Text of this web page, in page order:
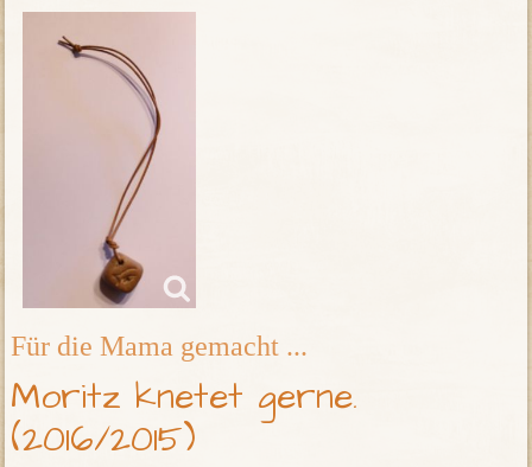
Für die Mama gemacht ...
Moritz knetet gerne.
(2016/2015)